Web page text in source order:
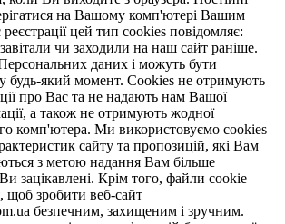
на Вашому комп'ютері Вашим
цей тип cookies повідомляє:
чи заходили на наш сайт раніше.
даних і можуть бути
будь-який момент. Сookies не отримують
про Вас та не надають нам Вашої
а також не отримують жодної
комп'ютера. Ми використовуємо cookies
сайту та пропозицій, які Вам
з метою надання Вам більше
зацікавлені. Крім того, файли cookie
щоб зробити веб-сайт
безпечним, захищеним і зручним.